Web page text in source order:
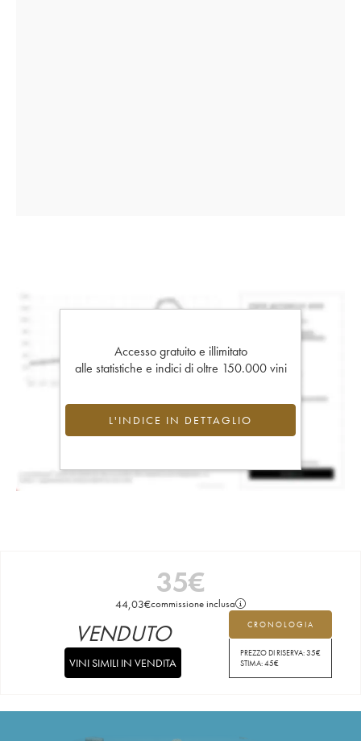
Accesso gratuito e illimitato
alle statistiche e indici di oltre 150.000 vini
L'INDICE IN DETTAGLIO
35€
44,03€commissione inclusa
CRONOLOGIA
PREZZO DI RISERVA:35€
STIMA:45€
VENDUTO
VINI SIMILI IN VENDITA